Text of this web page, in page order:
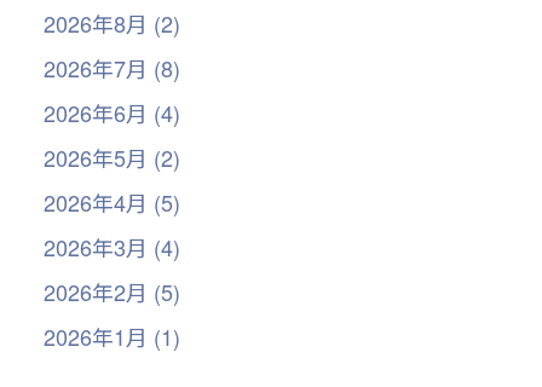
2026年8月 (2)
2026年7月 (8)
2026年6月 (4)
2026年5月 (2)
2026年4月 (5)
2026年3月 (4)
2026年2月 (5)
2026年1月 (1)